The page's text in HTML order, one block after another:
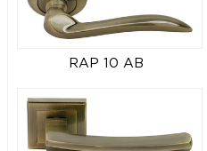
RAP 10 AB